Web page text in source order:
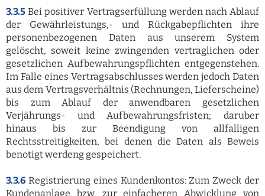
3.3.5 Bei positiver Vertragserfüllung werden nach Ablauf
der Gewährleistungs,- und Rückgabepflichten ihre
personenbezogenen Daten aus unserem System
gelöscht, soweit keine zwingenden vertraglichen oder
gesetzlichen Aufbewahrungspflichten entgegenstehen.
Im Falle eines Vertragsabschlusses werden jedoch Daten
aus dem Vertragsverhältnis (Rechnungen, Lieferscheine)
bis zum Ablauf der anwendbaren gesetzlichen
Verjährungs- und Aufbewahrungsfristen; daruber
hinaus bis zur Beendigung von allfalligen
Rechtsstreitigkeiten, bei denen die Daten als Beweis
benotigt werdeng gespeichert.
3.3.6 Registrierung eines Kundenkontos: Zum Zweck der
Kundenanlage bzw. zur einfacheren Abwicklung von